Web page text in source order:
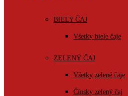
BIELY ČAJ
Všetky biele čaje
ZELENÝ ČAJ
Všetky zelené čaje
Čínsky zelený čaj